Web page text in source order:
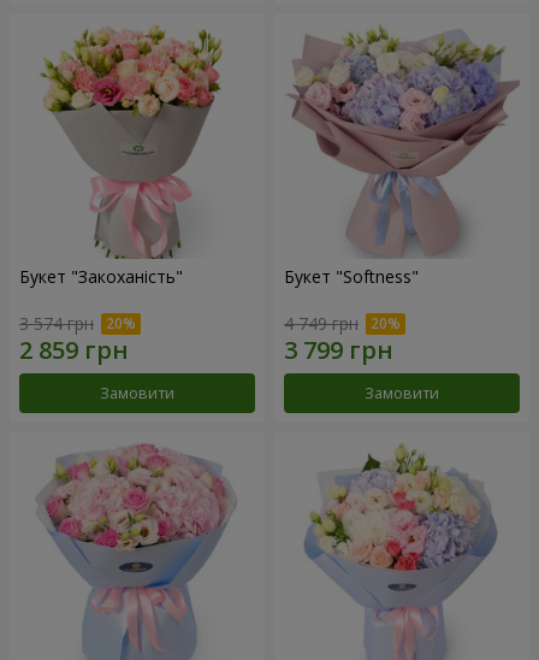
Букет "Закоханість"
3 574 грн
Замовити
Букет "Softness"
4 749 грн
Замовити